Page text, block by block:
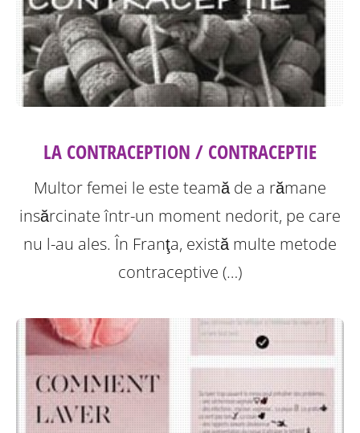
LA CONTRACEPTION / CONTRACEPTIE
Multor femei le este teamă de a rămane
insărcinate într-un moment nedorit, pe care
nu l-au ales. În Franţa, există multe metode
contraceptive (…)